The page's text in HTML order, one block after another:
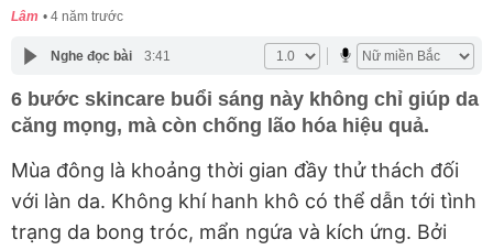
Lâm 4 năm trước
Nghe đọc bài 3:41
6 bước skincare buổi sáng này không chỉ giúp da
căng mọng, mà còn chống lão hóa hiệu quả.
Mùa đông là khoảng thời gian đầy thử thách đối
với làn da. Không khí hanh khô có thể dẫn tới tình
trạng da bong tróc, mẩn ngứa và kích ứng. Bởi